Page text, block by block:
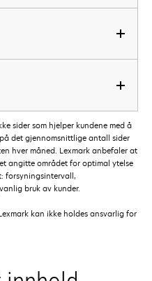
sider som hjelper kundene med å
det gjennomsnittlige antall sider
hver måned. Lexmark anbefaler at
angitte området for optimal ytelse
forsyningsintervall,
bruk av kunder.
kan ikke holdes ansvarlig for